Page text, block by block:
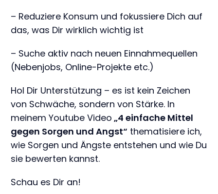
– Reduziere Konsum und fokussiere Dich auf
das, was Dir wirklich wichtig ist
– Suche aktiv nach neuen Einnahmequellen
(Nebenjobs, Online-Projekte etc.)
Hol Dir Unterstützung – es ist kein Zeichen
von Schwäche, sondern von Stärke. In
meinem Youtube Video „4 einfache Mittel
gegen Sorgen und Angst“ thematisiere ich,
wie Sorgen und Ängste entstehen und wie Du
sie bewerten kannst.
Schau es Dir an!